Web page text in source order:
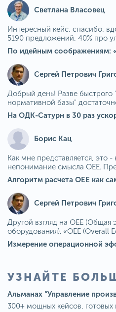
Светлана Власовец
Интересный кейс, спасибо,
5190 предложений, 40% про
По идейным соображениям:
Сергей Петрович
Добрый день! Разве быстрого
нормативной базы"
Борис Кац
Как мне представляется, это
непонимание смысла OEE.
Сергей Петрович
Другой взгляд на OEE (Общая
оборудования). «OEE (Overall
УЗНАЙТЕ
Альманах “Управление
300+ мощных кейсов, готовых